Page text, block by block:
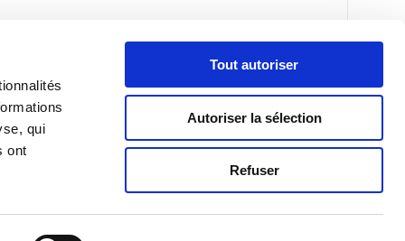
qui
ont
Tout autoriser
Autoriser la sélection
Refuser